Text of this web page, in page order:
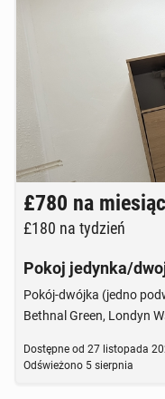
£780 na miesiąc
£180 na tydzień
Pokoj jedynka/
Pokój-dwójka (jedno
Bethnal Green, Londyn
Dostępne od 27 listopada
Odświeżono 5 sierpnia